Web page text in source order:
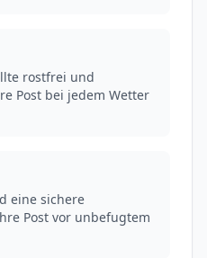
rostfrei und
Post bei jedem Wetter
eine sichere
Post vor unbefugtem